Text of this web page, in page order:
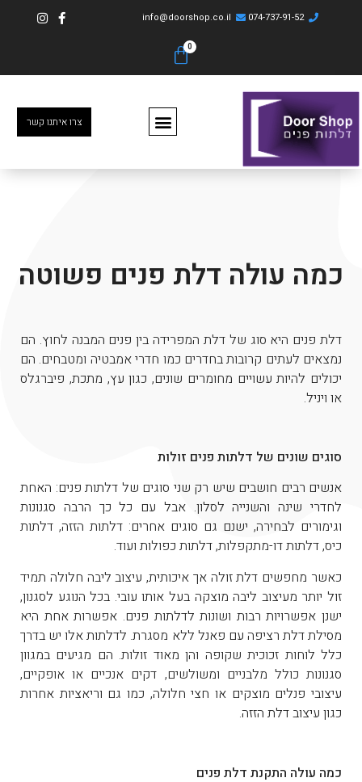
074-737-91-52
info@doorshop.co.il
צרו איתנו קשר
כמה עולה דלת פנים פשוטה
דלת פנים היא סוג של דלת המפרידה בין פנים המבנה לחוץ. הם
נמצאים לעתים קרובות בחדרים כמו חדרי אמבטיה ומטבחים. הם
יכולים להיות עשויים מחומרים שונים, כגון עץ, מתכת, פיברגלס
או ויניל.
סוגים שונים של דלתות פנים זולות
אנשים רבים חושבים שיש רק שני סוגים של דלתות פנים: האחת
לחדרי שינה והשנייה לסלון. אבל עם כל כך הרבה סגנונות
וגימורים לבחירה, ישנם גם סוגים אחרים: דלתות הזזה, דלתות
כיס, דלתות דו-מתקפלות, דלתות כפולות ועוד.
כאשר מחפשים דלת זולה אך איכותית, עיצוב ליבה חלולה תמיד
זול יותר מעיצוב ליבה מוצקה בעל אותו עובי. בכל הנוגע לסגנון,
ישנן אפשרויות רבות ושונות לדלתות פנים. אפשרות אחת היא
מסילת דלת רציפה עם פאנל ללא מסגרת. לדלתות אלו יש בדרך
כלל לוחות זכוכית שקופה והן מאוד זולות. הם מגיעים במגוון
סגנונות כולל מלבניים ומשולשים, דקים אנכיים או אופקיים,
עיצובי פנלים מוצקים או חצי חלולה, כמו גם וריאציות אחרות
כגון עיצוב דלת הזזה.
כמה עולה התקנת דלת פנים